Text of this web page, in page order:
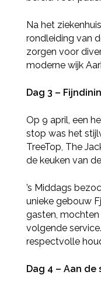
Na het
rondleiding van
zorgen voor
moderne wijk
Dag 3 –
Op 9 april, een
stop was het
TreeTop, The
de keuken van
’s Middags
unieke gebouw
gasten,
volgende
respectvolle
Dag 4 – Aan de